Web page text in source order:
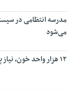
مدرسه انتظامی در
می‌شود
۱۲ هزار واحد خون، نیاز پنهان سیستان‌وبلوچستان